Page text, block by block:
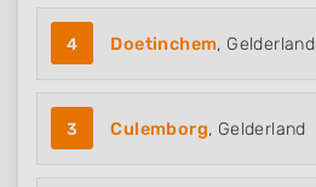
4 Doetinchem, Gelderland
3 Culemborg, Gelderland